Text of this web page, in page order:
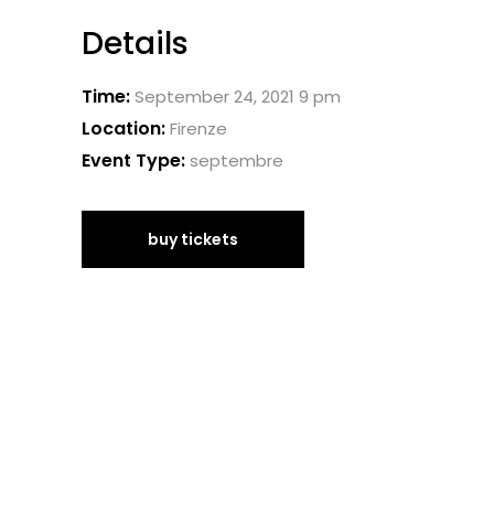
Details
Time:September 24, 2021 9 pm
Location:Firenze
Event Type:septembre
buy tickets